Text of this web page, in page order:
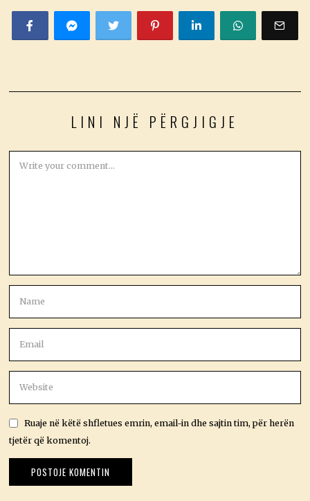
LINI NJË PËRGJIGJE
Ruaje në këtë shfletues emrin, email-in dhe sajtin tim, për herën
tjetër që komentoj.